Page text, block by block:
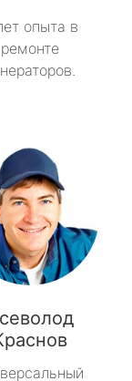
опыта в
ремонте